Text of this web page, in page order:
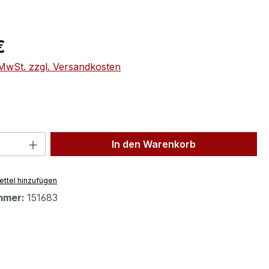
zzgl. Versandkosten
Anzahl: Gib den gewünschten Wert
In den Warenkorb
hinzufügen
151683